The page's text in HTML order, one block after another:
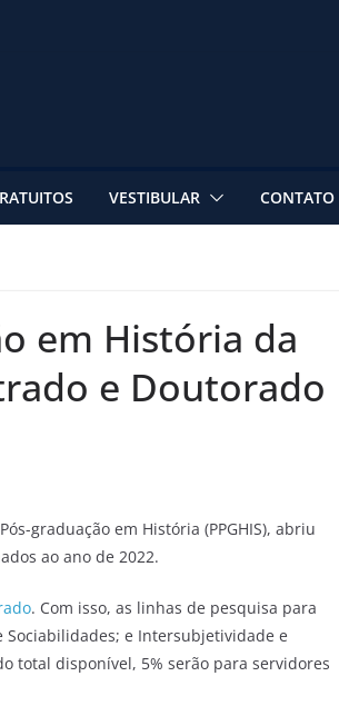
VESTIBULAR CONTATO
em História da
e Doutorado
graduação em História (PPGHIS), abriu
ao ano de 2022.
. Com isso, as linhas de pesquisa para
Sociabilidades; e Intersubjetividade e
total disponível, 5% serão para servidores